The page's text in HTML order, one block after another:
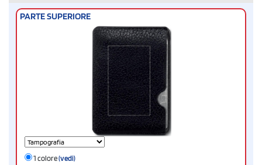
PARTE SUPERIORE
1 colore(vedi)